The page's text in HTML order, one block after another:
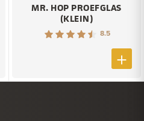
MR. HOP PROEFGLAS
(KLEIN)
8.5